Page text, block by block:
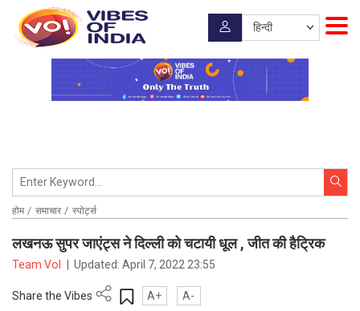
होम समाचार स्पोर्ट्स
लखनऊ सुपर जाएंट्स ने दिल्ली को चटायी धूल , जीत की हैट्रिक
Team VoI Updated:April 7, 2022 23:55
Share the Vibes A+ A-